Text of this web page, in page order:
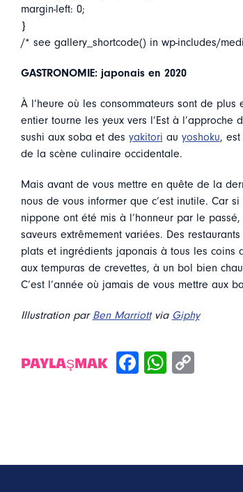
margin-left: 0;
}
/* see gallery_shortcode() in wp-includes/
GASTRONOMIE: japonais en 2020
À l’heure où les consommateurs sont de
entier tourne les yeux vers l’Est à
sushi aux soba et des yakitori au yoshoku,
de la scène culinaire occidentale.
Mais avant de vous mettre en quête de la
nous de vous informer que c’est inutile. Car
nippone ont été mis à l’honneur par le
saveurs extrêmement variées. Des
plats et ingrédients japonais à tous les coins
aux tempuras de crevettes, à un bol bien
C’est l’année où jamais de vous mettre aux
Illustration par Ben Marriottvia Giphy
PAYLAŞMAK